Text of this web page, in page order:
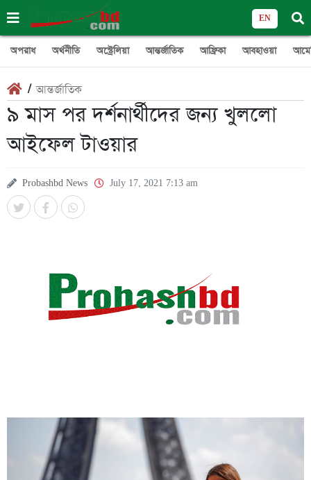
EN
অপরাধ অর্থনীতি অস্ট্রেলিয়া আন্তর্জাতিক আফ্রিকা আবহাওয়া
/আন্তর্জাতিক
৯ মাস পর দর্শনার্থীদের জন্য খুললো
আইফেল টাওয়ার
Probashbd News July 17, 2021 7:13 am